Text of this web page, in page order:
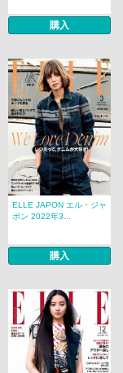
購入
ELLE JAPON エル・ジャ
ポン 2022年3...
購入